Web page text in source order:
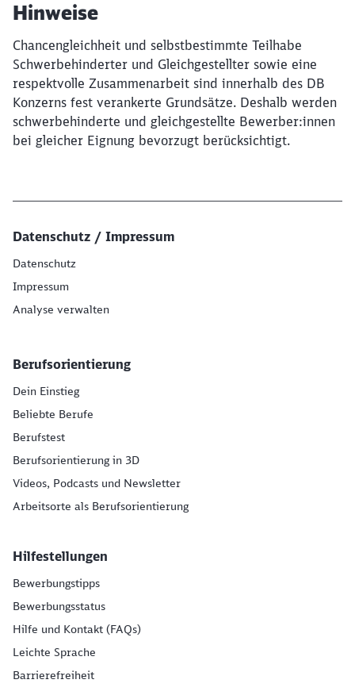
Hinweise
Chancengleichheit und selbstbestimmte Teilhabe
Schwerbehinderter und Gleichgestellter sowie eine
respektvolle Zusammenarbeit sind innerhalb des DB
Konzerns fest verankerte Grundsätze. Deshalb werden
schwerbehinderte und gleichgestellte Bewerber:innen
bei gleicher Eignung bevorzugt berücksichtigt.
Datenschutz / Impressum
Datenschutz
Impressum
Analyse verwalten
Berufsorientierung
Dein Einstieg
Beliebte Berufe
Berufstest
Berufsorientierung in 3D
Videos, Podcasts und Newsletter
Arbeitsorte als Berufsorientierung
Hilfestellungen
Bewerbungstipps
Bewerbungsstatus
Hilfe und Kontakt (FAQs)
Leichte Sprache
Barrierefreiheit